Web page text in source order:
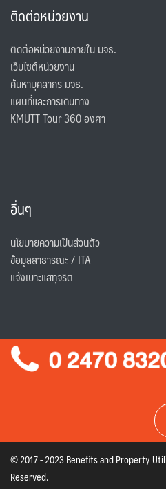
ติดต่อหน่วยงาน
ติดต่อหน่วยงานภายใน มจธ.
เว็บไซต์หน่วยงาน
ค้นหาบุคลากร มจธ.
แผนที่และการเดินทาง
KMUTT Tour 360 องศา
อื่นๆ
นโยบายความเป็นส่วนตัว
ข้อมูลสาธารณะ / ITA
แจ้งเบาะแสทุจริต
© 2017 - 2023 Benefits and Property
Reserved.